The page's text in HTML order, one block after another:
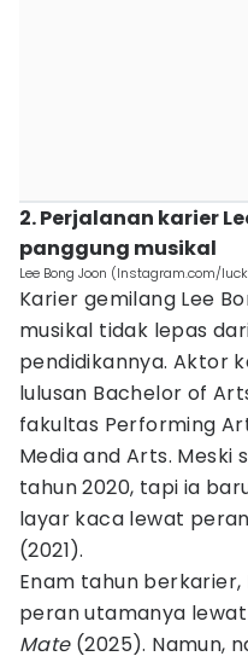
2. Perjalanan karier
panggung musikal
Lee Bong Joon (Instagram.com/
Karier gemilang Lee
musikal tidak lepas
pendidikannya. Aktor
lulusan Bachelor of
fakultas Performing
Media and Arts. Meski
tahun 2020, tapi ia
layar kaca lewat
(2021).
Enam tahun
peran utamanya
Mate (2025). Namun,